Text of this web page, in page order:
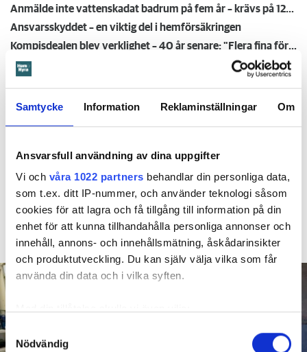
Samtycke Information Reklaminställningar Om
Ansvarsfull användning av dina uppgifter
Vi och våra 1022 partners behandlar din personliga data,
som t.ex. ditt IP-nummer, och använder teknologi såsom
cookies för att lagra och få tillgång till information på din
enhet för att kunna tillhandahålla personliga annonser och
innehåll, annons- och innehållsmätning, åskådarinsikter
och produktutveckling. Du kan själv välja vilka som får
använda din data och i vilka syften.
som kan ha en noggrannhet på upp till flera meter
Samtyckesval
Nödvändig
Anmälde inte vattenskadat badrum på fem år – krävs på 125 000 kronor
Ansvarsskyddet – en viktig del i hemförsäkringen
Kompisdealen blev verklighet – 40 år senare: "Flera fina fördelar med att dela bostad"
Kvinna kapade lägenhet efter vräkningsbeslut – får betala 50 000
Larmade inte om spricka i
BÅSTAD
Hyresgästen larmade inte om en spricka i
duschen som medförde en omfattande vattenskada. Nu
måste han lämna lägenheten efter drygt 30 år men får
längre tid på sig att flytta efter att domen överklagats.